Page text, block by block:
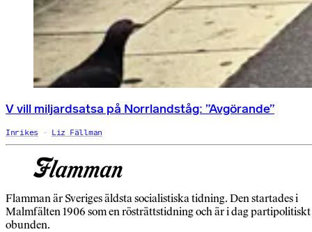
V vill miljardsatsa på Norrlandståg: ”Avgörande”
Inrikes Liz Fällman
Flamman är Sveriges äldsta socialistiska tidning. Den startades i
Malmfälten 1906 som en rösträttstidning och är i dag partipolitiskt
obunden.